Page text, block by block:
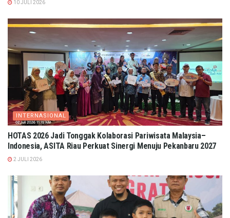
10 JULI 2026
INTERNASIONAL
HOTAS 2026 Jadi Tonggak Kolaborasi Pariwisata Malaysia–
Indonesia, ASITA Riau Perkuat Sinergi Menuju Pekanbaru 2027
2 JULI 2026